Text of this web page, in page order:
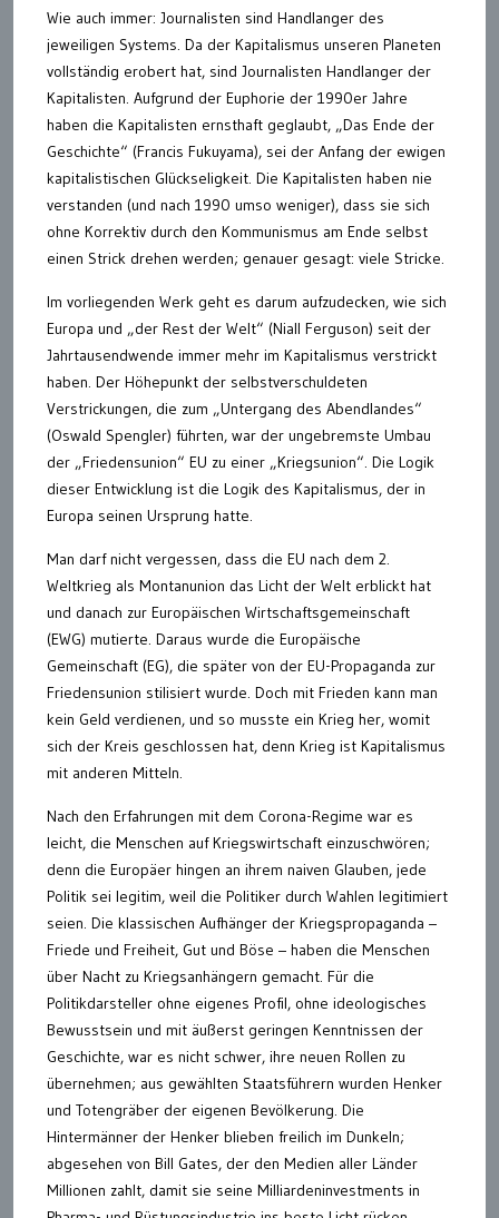
Wie auch immer: Journalisten sind Handlanger des
jeweiligen Systems. Da der Kapitalismus unseren Planeten
vollständig erobert hat, sind Journalisten Handlanger der
Kapitalisten. Aufgrund der Euphorie der 1990er Jahre
haben die Kapitalisten ernsthaft geglaubt, „Das Ende der
Geschichte“ (Francis Fukuyama), sei der Anfang der ewigen
kapitalistischen Glückseligkeit. Die Kapitalisten haben nie
verstanden (und nach 1990 umso weniger), dass sie sich
ohne Korrektiv durch den Kommunismus am Ende selbst
einen Strick drehen werden; genauer gesagt: viele Stricke.
Im vorliegenden Werk geht es darum aufzudecken, wie sich
Europa und „der Rest der Welt“ (Niall Ferguson) seit der
Jahrtausendwende immer mehr im Kapitalismus verstrickt
haben. Der Höhepunkt der selbstverschuldeten
Verstrickungen, die zum „Untergang des Abendlandes“
(Oswald Spengler) führten, war der ungebremste Umbau
der „Friedensunion“ EU zu einer „Kriegsunion“. Die Logik
dieser Entwicklung ist die Logik des Kapitalismus, der in
Europa seinen Ursprung hatte.
Man darf nicht vergessen, dass die EU nach dem 2.
Weltkrieg als Montanunion das Licht der Welt erblickt hat
und danach zur Europäischen Wirtschaftsgemeinschaft
(EWG) mutierte. Daraus wurde die Europäische
Gemeinschaft (EG), die später von der EU-Propaganda zur
Friedensunion stilisiert wurde. Doch mit Frieden kann man
kein Geld verdienen, und so musste ein Krieg her, womit
sich der Kreis geschlossen hat, denn Krieg ist Kapitalismus
mit anderen Mitteln.
Nach den Erfahrungen mit dem Corona-Regime war es
leicht, die Menschen auf Kriegswirtschaft einzuschwören;
denn die Europäer hingen an ihrem naiven Glauben, jede
Politik sei legitim, weil die Politiker durch Wahlen legitimiert
seien. Die klassischen Aufhänger der Kriegspropaganda –
Friede und Freiheit, Gut und Böse – haben die Menschen
über Nacht zu Kriegsanhängern gemacht. Für die
Politikdarsteller ohne eigenes Profil, ohne ideologisches
Bewusstsein und mit äußerst geringen Kenntnissen der
Geschichte, war es nicht schwer, ihre neuen Rollen zu
übernehmen; aus gewählten Staatsführern wurden Henker
und Totengräber der eigenen Bevölkerung. Die
Hintermänner der Henker blieben freilich im Dunkeln;
abgesehen von Bill Gates, der den Medien aller Länder
Millionen zahlt, damit sie seine Milliardeninvestments in